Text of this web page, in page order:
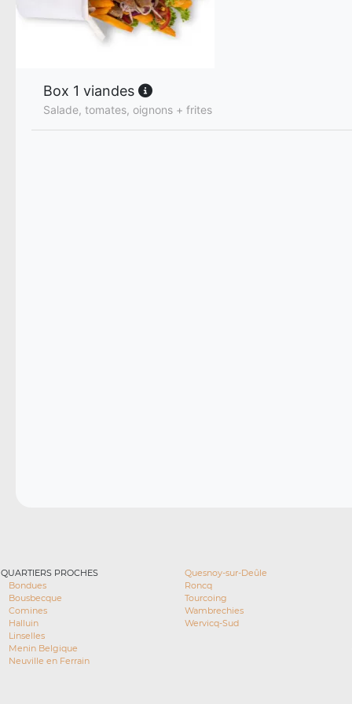
Box 1 viandes
Salade, tomates, oignons + frites
QUARTIERS PROCHES
Bondues
Bousbecque
Comines
Halluin
Linselles
Menin Belgique
Neuville en Ferrain
Quesnoy-sur-Deûle
Roncq
Tourcoing
Wambrechies
Wervicq-Sud